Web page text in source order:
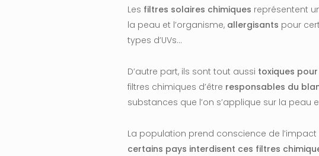
Les filtres solaires chimiques représentent
la peau et l’organisme, allergisants pour
types d’UVs…
D’autre part, ils sont tout aussi toxiques pour
filtres chimiques d’être responsables du
substances que l’on s’applique sur la
La population prend conscience de
certains pays interdisent ces filtres